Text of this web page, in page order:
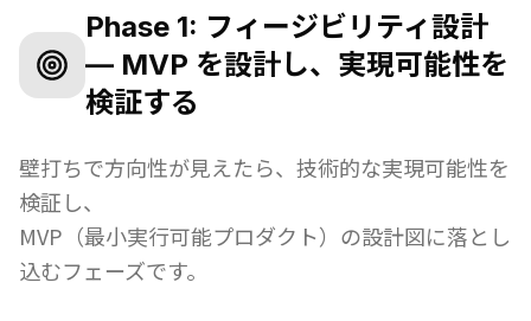
Phase 1: フィージビリティ設計
— MVP を設計し、実現可能性を
検証する
壁打ちで方向性が見えたら、技術的な実現可能性を
検証し、
MVP（最小実行可能プロダクト）の設計図に落とし
込むフェーズです。